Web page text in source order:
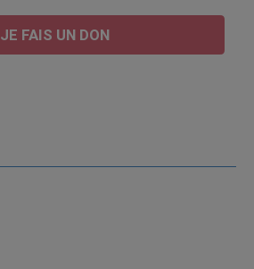
JE FAIS UN DON